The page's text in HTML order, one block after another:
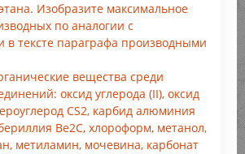
Изобразите максимальное
по аналогии с
тексте параграфа производными
вещества среди
оксид углерода (II), оксид
CS2, карбид алюминия
Ве2С, хлороформ, метанол,
метиламин, мочевина, карбонат